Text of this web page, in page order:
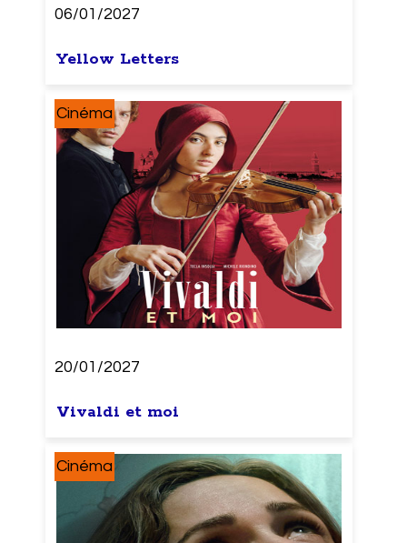
06/01/2027
Yellow Letters
Cinéma
20/01/2027
Vivaldi et moi
Cinéma